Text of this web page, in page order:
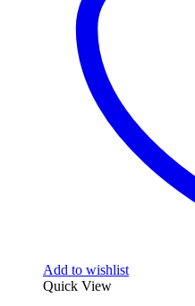
Add to wishlist
Quick View